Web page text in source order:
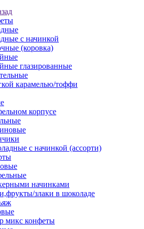
с начинкой
(коровка)
глазированные
карамелью/тоффи
корпусе
с начинкой (ассорти)
начинками
злаки в шоколаде
микс конфеты